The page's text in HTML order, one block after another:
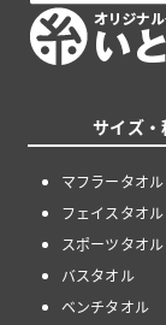
サイズ
マフラータオル
フェイスタオル
スポーツタオル
バスタオル
ベンチタオル